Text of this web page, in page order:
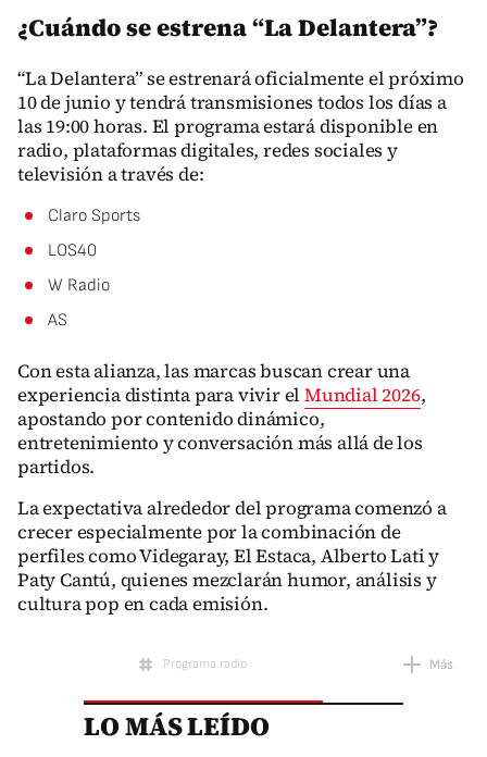
¿Cuándo se estrena “La Delantera”?
“La Delantera” se estrenará oficialmente el próximo
10 de junio y tendrá transmisiones todos los días a
las 19:00 horas. El programa estará disponible en
radio, plataformas digitales, redes sociales y
televisión a través de:
Claro Sports
LOS40
W Radio
AS
Con esta alianza, las marcas buscan crear una
experiencia distinta para vivir elMundial 2026,
apostando por contenido dinámico,
entretenimiento y conversación más allá de los
partidos.
La expectativa alrededor del programa comenzó a
crecer especialmente por la combinación de
perfiles como Videgaray, El Estaca, Alberto Lati y
Paty Cantú, quienes mezclarán humor, análisis y
cultura pop en cada emisión.
Más
Programa radio
Mundial 2026
LO MÁS LEÍDO